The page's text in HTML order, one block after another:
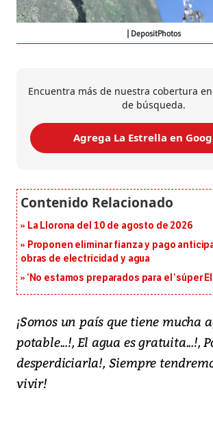
DepositPhotos
Encuentra más de nuestra cobertura
de búsqueda.
Agrega La Estrella en
La Llorona del 10 de agosto de 2026
Proponen eliminar fianza y pago
obras de electricidad y agua
‘No estamos preparados para el ‘súper El
¡Somos un país que tiene mucha
potable...!, El agua es gratuita...!,
desperdiciarla!, Siempre
vivir!